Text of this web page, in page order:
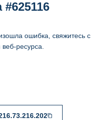
ошибка, свяжитесь с
ресурса.